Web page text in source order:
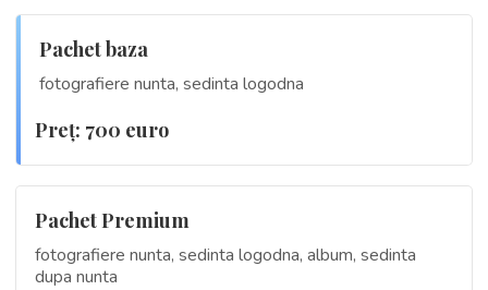
Pachet baza
fotografiere nunta, sedinta logodna
Preţ: 700 euro
Pachet Premium
fotografiere nunta, sedinta logodna, album, sedinta
dupa nunta